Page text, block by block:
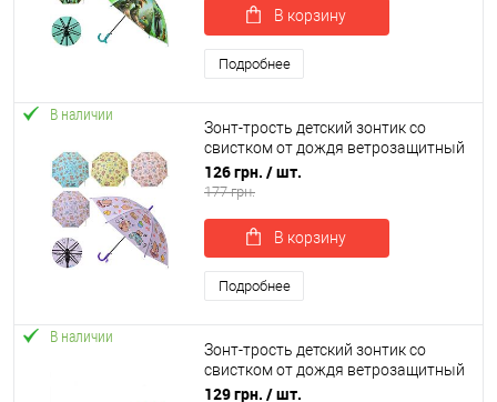
В корзину
Подробнее
В наличии
Зонт-трость детский зонтик со
свистком от дождя ветрозащитный
Капибара 84см OSPORT (MK 5789)
126 грн. / шт.
177 грн.
В корзину
Подробнее
В наличии
Зонт-трость детский зонтик со
свистком от дождя ветрозащитный
84см OSPORT (MK 5887)
129 грн. / шт.